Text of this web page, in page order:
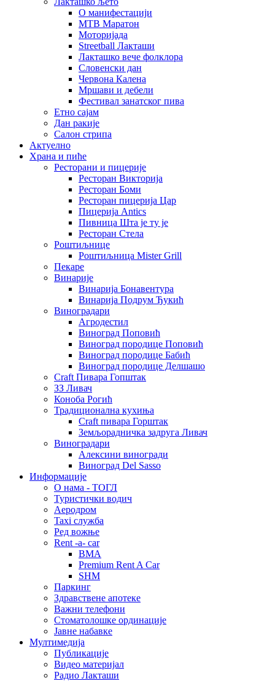
О манифестацији
MTB Маратон
Моторијада
Streetball Лакташи
Лакташко вече фолклора
Словенски дан
Червона Калена
Мршави и дебели
Фестивал занатског пива
Етно сајам
Дан ракије
Салон стрипа
Актуелно
Храна и пиће
Ресторани и пицерије
Ресторан Викторија
Ресторан Боми
Ресторан пицерија Цар
Пицерија Аntics
Пивница Шта је ту је
Ресторан Стела
Роштиљнице
Роштиљница Mister Grill
Пекаре
Винарије
Винарија Бонавентура
Винарија Подрум Ђукић
Виноградари
Агродестил
Виноград Поповић
Виноград породице Поповић
Виноград породице Бабић
Виноград породице Делшашо
Craft Пивара Гопштак
ЗЗ Ливач
Коноба Рогић
Традиционална кухиња
Craft пивара Горштак
Земљорадничка задруга Ливач
Виноградари
Алексини виногради
Виноград Del Sasso
Информације
О нама - ТОГЛ
Туристички водич
Аеродром
Taxi служба
Ред вожње
Rent -a- car
BMA
Premium Rent A Car
SHM
Паркинг
Здравствене апотеке
Важни телефони
Стоматолошке ординације
Јавне набавке
Мултимедија
Публикације
Видео материјал
Радио Лакташи